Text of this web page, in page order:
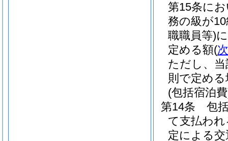
第15条に
務の級が
職職員等)
定める額(
ただし、
則で定め
(包括宿泊
第14条
包
て支払わ
定による